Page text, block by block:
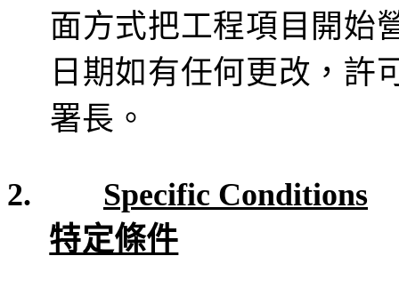
面方式把工程項目 開始
日期如有任何更改，許
署長。
2.
Specific Conditions
特定條件